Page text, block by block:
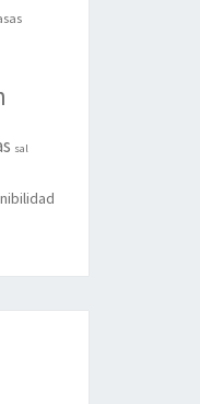
sal